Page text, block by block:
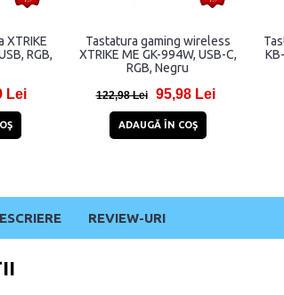
ME KB-229,
USB 2.0, Negru
21,99 Lei
ÎN COŞ
Tastatura gaming XTRIKE
KB-309, Cu fir, USB 2.0,
92,99 Lei 77,99 Lei
ADAUGĂ ÎN COŞ
REVIEW-URI